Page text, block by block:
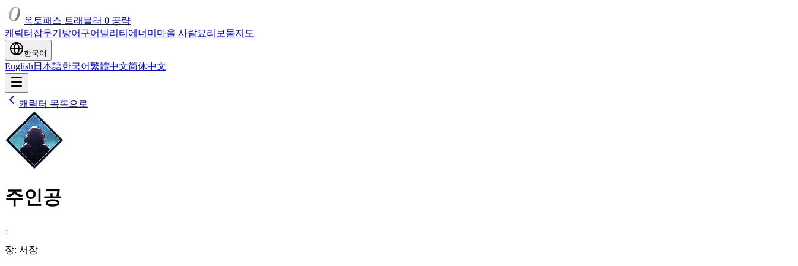
옥토패스 트래블러 0 공략
캐릭터 잡무기 방어구어빌리티 에너미 마을 사람요리 보물지도
한국어
English 日本語한국어繁體中文简体中文
캐릭터 목록으로
주인공
-
장: 서장